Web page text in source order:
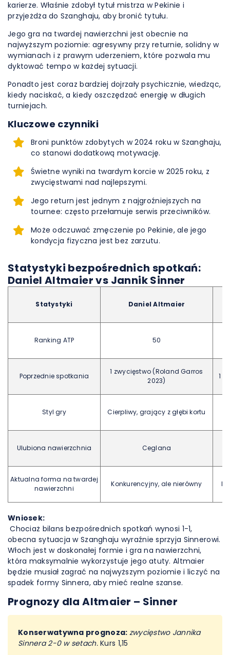
karierze. Właśnie zdobył tytuł mistrza w Pekinie i
przyjeżdża do Szanghaju, aby bronić tytułu.
Jego gra na twardej nawierzchni jest obecnie na
najwyższym poziomie: agresywny przy returnie, solidny w
wymianach i z prawym uderzeniem, które pozwala mu
dyktować tempo w każdej sytuacji.
Ponadto jest coraz bardziej dojrzały psychicznie, wiedząc,
kiedy naciskać, a kiedy oszczędzać energię w długich
turniejach.
Kluczowe czynniki
Broni punktów zdobytych w 2024 roku w Szanghaju,
co stanowi dodatkową motywację.
Świetne wyniki na twardym korcie w 2025 roku, z
zwycięstwami nad najlepszymi.
Jego return jest jednym z najgroźniejszych na
tournee: często przełamuje serwis przeciwników.
Może odczuwać zmęczenie po Pekinie, ale jego
kondycja fizyczna jest bez zarzutu.
Statystyki bezpośrednich spotkań:
Daniel Altmaier vs Jannik Sinner
Statystyki Daniel Altmaier
Ranking ATP 50
Poprzednie spotkania
1 zwycięstwo (Roland Garros
2023)
1
Styl gry Cierpliwy, grający z głębi kortu
Ulubiona nawierzchnia Ceglana
Aktualna forma na twardej
nawierzchni
Konkurencyjny, ale nierówny
Wniosek:
Chociaż bilans bezpośrednich spotkań wynosi 1-1,
obecna sytuacja w Szanghaju wyraźnie sprzyja Sinnerowi.
Włoch jest w doskonałej formie i gra na nawierzchni,
która maksymalnie wykorzystuje jego atuty. Altmaier
będzie musiał zagrać na najwyższym poziomie i liczyć na
spadek formy Sinnera, aby mieć realne szanse.
Prognozy dla Altmaier – Sinner
Konserwatywna prognoza: zwycięstwo Jannika
Sinnera 2-0 w setach.Kurs 1,15